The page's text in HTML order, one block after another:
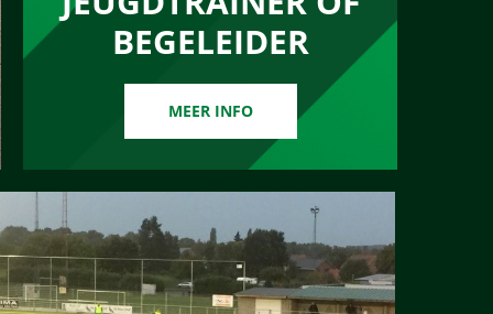
BEGELEIDER
MEER INFO